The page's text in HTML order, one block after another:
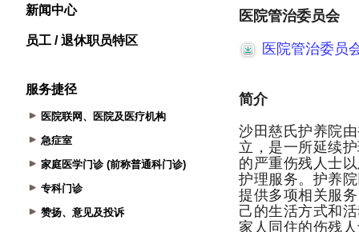
新闻中心
员工 / 退休职员特区
服务捷径
医院联网、医院及医疗机构
急症室
家庭医学门诊 (前称普通科门诊)
专科门诊
赞扬、意见及投诉